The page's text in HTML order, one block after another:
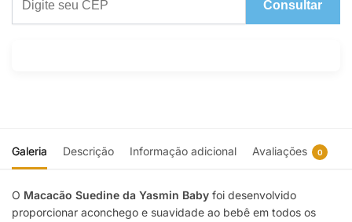
Consultar
Galeria Descrição Informação adicional Avaliações 0
O Macacão Suedine da Yasmin Baby foi desenvolvido
proporcionar aconchego e suavidade ao bebê em todos os